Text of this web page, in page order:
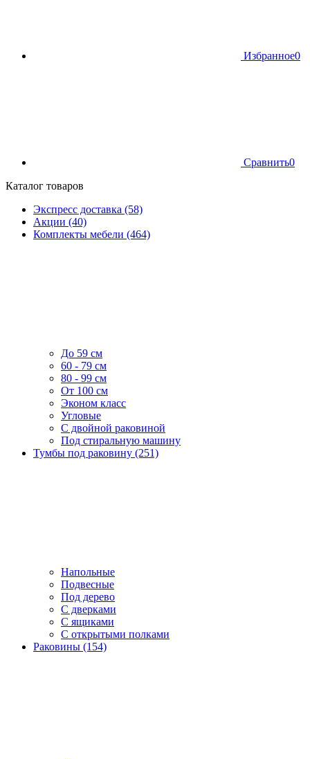
Избранное0
Сравнить0
Каталог товаров
Экспресс доставка (58)
Акции (40)
Комплекты мебели (464)
До 59 см
60 - 79 см
80 - 99 см
От 100 см
Эконом класс
Угловые
С двойной раковиной
Под стиральную машину
Тумбы под раковину (251)
Напольные
Подвесные
Под дерево
С дверками
С ящиками
С открытыми полками
Раковины (154)